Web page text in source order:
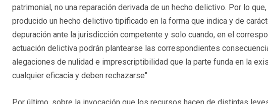
patrimonial, no una reparación derivada de un hecho delictivo. Por lo
producido un hecho delictivo tipificado en la forma que indica y de
depuración ante la jurisdicción competente y solo cuando, en el
actuación delictiva podrán plantearse las correspondientes
alegaciones de nulidad e imprescriptibilidad que la parte funda en la
cualquier eficacia y deben rechazarse"